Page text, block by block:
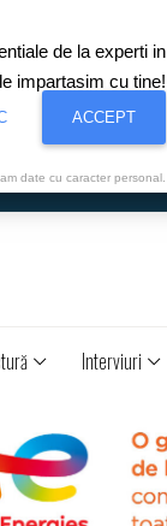
Interviuri
de la experti in
impartasim cu tine!
ACCEPT
date cu caracter personal.